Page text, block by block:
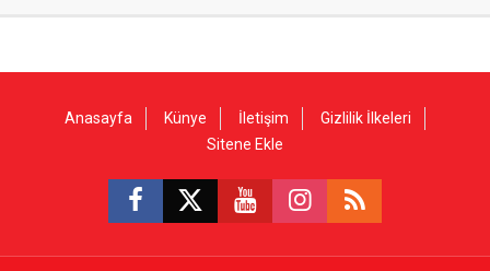
Anasayfa Künye İletişim
Gizlilik İlkeleri
Sitene Ekle